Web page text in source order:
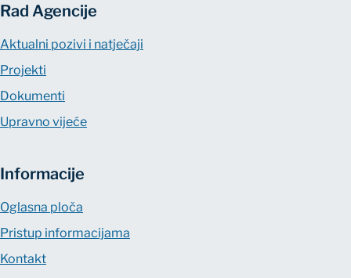
Rad Agencije
Aktualni pozivi i natječaji
Projekti
Dokumenti
Upravno vijeće
Informacije
Oglasna ploča
Pristup informacijama
Kontakt